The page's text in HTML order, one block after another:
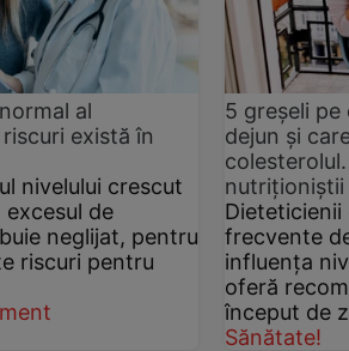
al
există în
nivelului crescut
de
neglijat, pentru
riscuri pentru
5 greșeli pe
dejun și
nutriționiștii
Dieteticienii
frecvente
influența
oferă
început de
Sănătate!